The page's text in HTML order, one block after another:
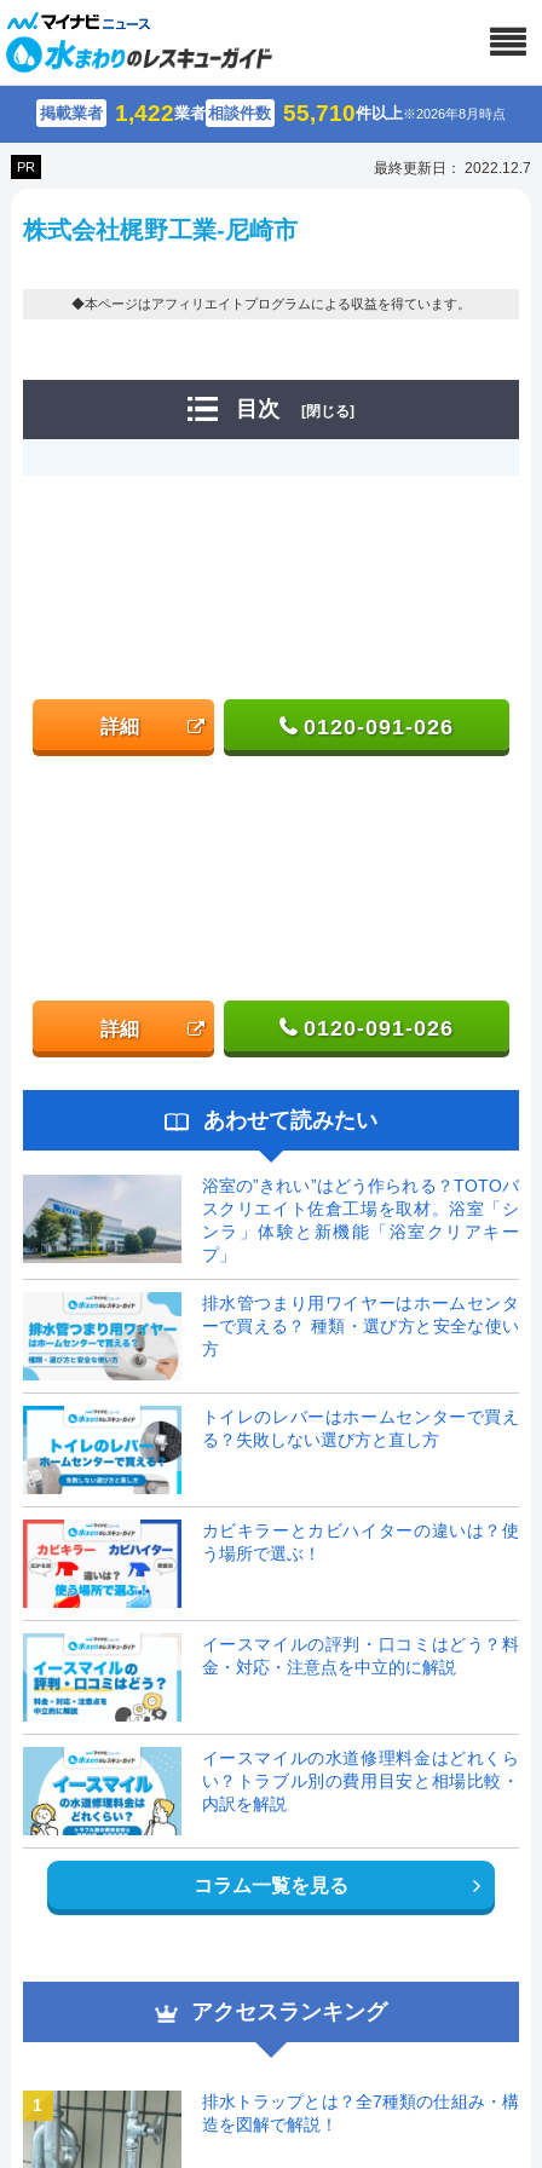
掲載業者 1,422業者相談件数 55,710件以上※2026年8月時点
PR 最終更新日： 2022.12.7
株式会社梶野工業-尼崎市
◆本ページはアフィリエイトプログラムによる収益を得ています。
目次 [閉じる]
詳細 0120-091-026
詳細 0120-091-026
あわせて読みたい
浴室の”きれい”はどう作られる？TOTOバ
スクリエイト佐倉工場を取材。浴室「シ
ンラ」体験と新機能「浴室クリアキー
プ」
排水管つまり用ワイヤーはホームセンタ
ーで買える？ 種類・選び方と安全な使い
方
トイレのレバーはホームセンターで買え
る？失敗しない選び方と直し方
カビキラーとカビハイターの違いは？使
う場所で選ぶ！
イースマイルの評判・口コミはどう？料
金・対応・注意点を中立的に解説
イースマイルの水道修理料金はどれくら
い？トラブル別の費用目安と相場比較・
内訳を解説
コラム一覧を見る
アクセスランキング
1
排水トラップとは？全7種類の仕組み・構
造を図解で解説！